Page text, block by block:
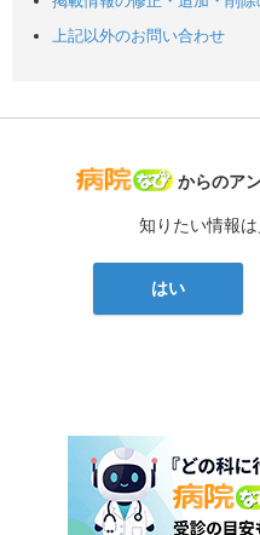
上記以外のお問い合わせ
病院なび
からのア
知りたい情報
はい